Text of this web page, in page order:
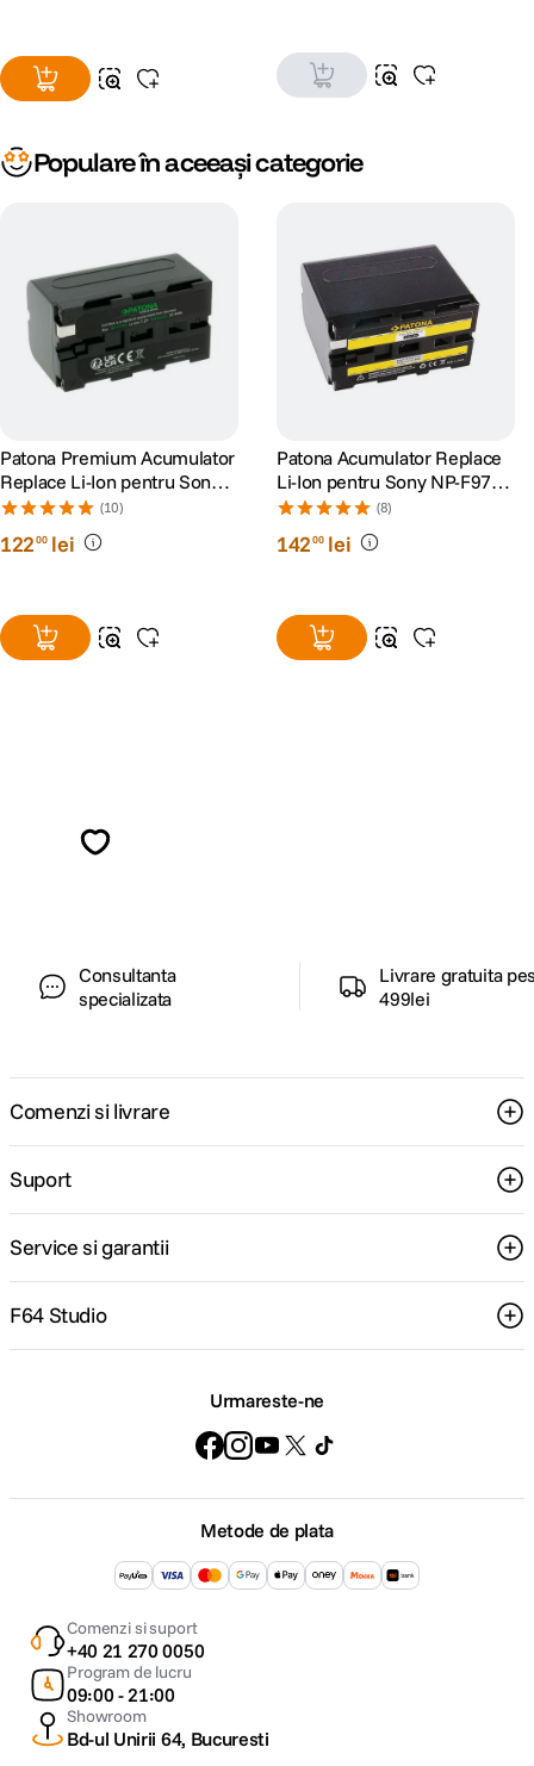
Populare în aceeași categorie
Patona Premium Acumulator
Replace Li-Ion pentru Sony
NP-F750 5200mAh 7.4V
(10)
12200 lei
Patona Acumulator Replace
Li-Ion pentru Sony NP-F970
6600 mAh 7.2V
(8)
14200 lei
Consultanta
specializata
Livrare gratuita
499lei
Comenzi si livrare
Suport
Service si garantii
F64 Studio
Urmareste-ne
Metode de plata
Comenzi si suport
+40 21 270 0050
Program de lucru
09:00 - 21:00
Showroom
Bd-ul Unirii 64, Bucuresti